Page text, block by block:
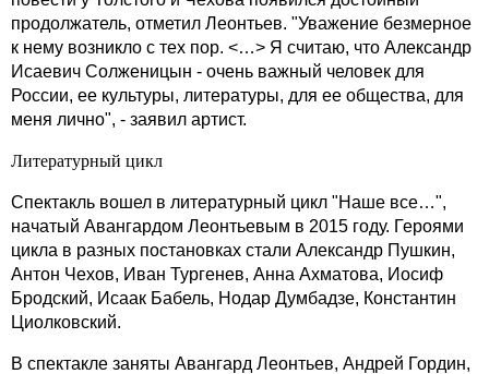
продолжатель, отметил Леонтьев. "Уважение безмерное
к нему возникло с тех пор. <…> Я считаю, что Александр
Исаевич Солженицын - очень важный человек для
России, ее культуры, литературы, для ее общества, для
меня лично", - заявил артист.
Литературный цикл
Спектакль вошел в литературный цикл "Наше все…",
начатый Авангардом Леонтьевым в 2015 году. Героями
цикла в разных постановках стали Александр Пушкин,
Антон Чехов, Иван Тургенев, Анна Ахматова, Иосиф
Бродский, Исаак Бабель, Нодар Думбадзе, Константин
Циолковский.
В спектакле заняты Авангард Леонтьев, Андрей Гордин,